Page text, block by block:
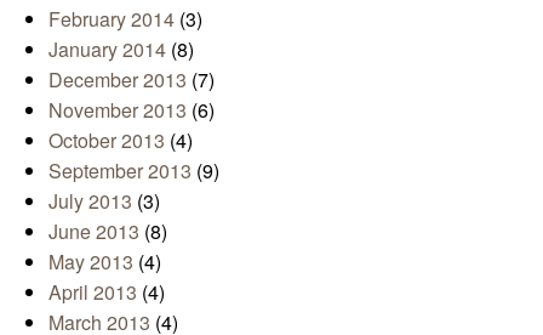
February 2014 (3)
January 2014 (8)
December 2013 (7)
November 2013 (6)
October 2013 (4)
September 2013 (9)
July 2013 (3)
June 2013 (8)
May 2013 (4)
April 2013 (4)
March 2013 (4)